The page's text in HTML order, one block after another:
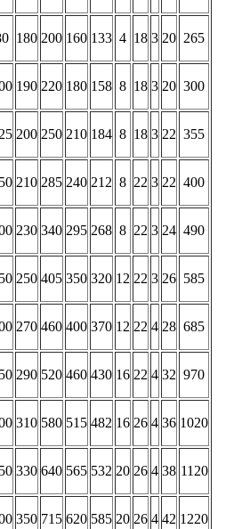
180 200 160 133 4 18 3 20 265
190 220 180 158 8 18 3 20 300
200 250 210 184 8 18 3 22 355
210 285 240 212 8 22 3 22 400
230 340 295 268 8 22 3 24 490
250 405 350 320 12 22 3 26 585
270 460 400 370 12 22 4 28 685
290 520 460 430 16 22 4 32 970
310 580 515 482 16 26 4 36 1020
330 640 565 532 20 26 4 38 1120
350 715 620 585 20 26 4 42 1220